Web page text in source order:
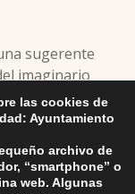
sugerente
imaginario
de
las cookies de
Ayuntamiento
archivo de
“smartphone” o
web. Algunas